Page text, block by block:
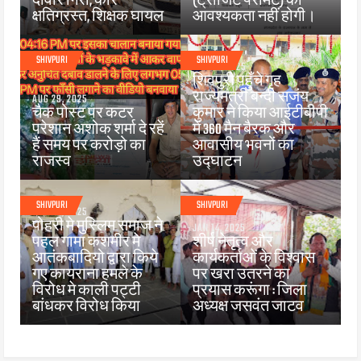
क्षतिग्रस्त, शिक्षक घायल आवश्यकता नहीं होगी।
SHIVPURI
AUG 29, 2025
चैक पोस्ट पर कटर
परेशान अशोक शर्मा दे रहें
हैं समय पर करोड़ो का
राजस्व
SHIVPURI
JUN 25, 2025
शिवपुरी पहुँचे गृह
राज्यमंत्री बन्दी सजंय
कुमार ने किया आईटीबीपी
में 360 मैन बैरक और
आवासीय भवनों का
उद्घाटन
SHIVPURI
APR 26, 2025
पोहरी मे मुस्लिम समाज ने
पहल गामा कशमीर मे
आतंकबादियो द्वारा किये
गए कायराना हमले के
विरोध मे काली पट्टी
बांधकर विरोध किया
SHIVPURI
JAN 14, 2025
शीर्ष नेतृत्व और
कार्यकर्ताओं के विश्वास
पर खरा उतरने का
प्रयास करूंगा : जिला
अध्यक्ष जसवंत जाटव